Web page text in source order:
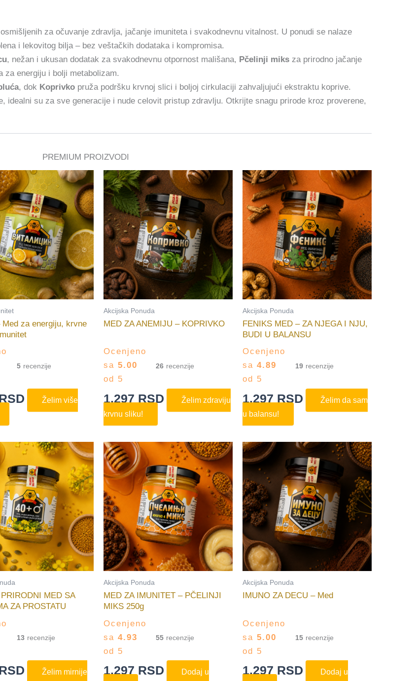
za očuvanje zdravlja, jačanje imuniteta i svakodnevnu vitalnost. U ponudi se nalaze
i lekovitog bilja – bez veštačkih dodataka i kompromisa.
, nežan i ukusan dodatak za svakodnevnu otpornost mališana, Pčelinji miks za prirodno jačanje
za energiju i bolji metabolizam.
, dok Koprivko pruža podršku krvnoj slici i boljoj cirkulaciji zahvaljujući ekstraktu koprive.
idealni su za sve generacije i nude celovit pristup zdravlju. Otkrijte snagu prirode kroz proverene,
PREMIUM PROIZVODI
za energiju, krvne
5
Želim više
Akcijska Ponuda
MED ZA ANEMIJU – KOPRIVKO
Ocenjeno
sa 5.00
od 5
26
1.297 RSD
Želim zdraviju
krvnu sliku!
Akcijska Ponuda
FENIKS MED – ZA NJEGA I NJU,
BUDI U BALANSU
Ocenjeno
sa 4.89
od 5
19
1.297 RSD
Želim da sam
u balansu!
MED SA
ZA PROSTATU
13
Želim mirnije
Akcijska Ponuda
MED ZA IMUNITET – PČELINJI
MIKS 250g
Ocenjeno
sa 4.93
od 5
55
1.297 RSD
Dodaj u
Akcijska Ponuda
IMUNO ZA DECU – Med
Ocenjeno
sa 5.00
od 5
15
1.297 RSD
Dodaj u